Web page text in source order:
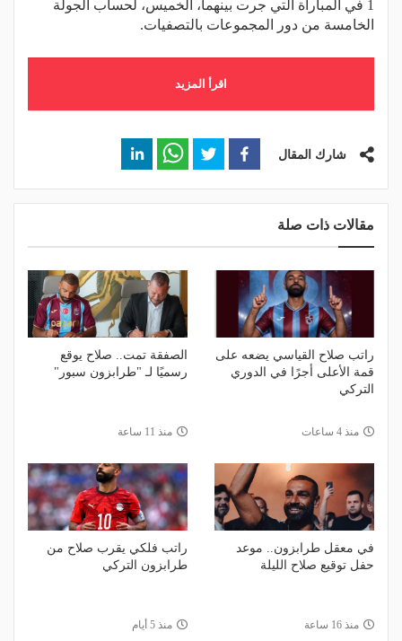
1 في المباراة التي جرت بينهما، الخميس، لحساب الجولة
الخامسة من دور المجموعات بالتصفيات.
اقرأ المزيد
شارك المقال
مقالات ذات صلة
راتب صلاح القياسي يضعه على
قمة الأعلى أجرًا في الدوري
التركي
منذ 4 ساعات
الصفقة تمت.. صلاح يوقع
رسميًا لـ "طرابزون سبور"
منذ 11 ساعة
في معقل طرابزون.. موعد
حفل توقيع صلاح الليلة
منذ 16 ساعة
راتب فلكي يقرب صلاح من
طرابزون التركي
منذ 5 أيام